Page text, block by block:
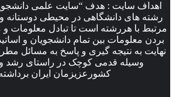
اهداف سایت : هدف “سایت علمی
رشته های دانشگاهی در محیطی دوستانه
مرتبط با هررشته است تا تبادل معلومات و
بردن معلومات بین تمام دانشجویان و
نهایت به نتیجه گیری و پاسخ به مسائل
وسیله قدمی کوچک در راستای رشد
کشورعزیزمان ایران